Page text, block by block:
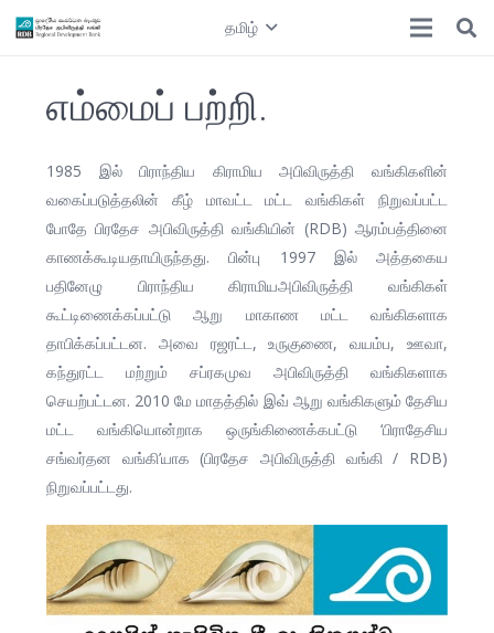
தமிழ்
எம்மைப் பற்றி.
1985 இல் பிராந்திய கிராமிய அபிவிருத்தி வங்கிகளின்
வகைப்படுத்தலின் கீழ் மாவட்ட மட்ட வங்கிகள் நிறுவப்பட்ட
போதே பிரதேச அபிவிருத்தி வங்கியின் (RDB) ஆரம்பத்தினை
காணக்கூடியதாயிருந்தது. பின்பு 1997 இல் அத்தகைய
பதினேழு பிராந்திய கிராமியஅபிவிருத்தி வங்கிகள்
கூட்டிணைக்கப்பட்டு ஆறு மாகாண மட்ட வங்கிகளாக
தாபிக்கப்பட்டன. அவை ரஜரட்ட, உருகுணை, வயம்ப, ஊவா,
கந்துரட்ட மற்றும் சப்ரகமுவ அபிவிருத்தி வங்கிகளாக
செயற்பட்டன. 2010 மே மாதத்தில் இவ் ஆறு வங்கிகளும் தேசிய
மட்ட வங்கியொன்றாக ஒருங்கிணைக்கபட்டு ‘பிராதேசிய
சங்வர்தன வங்கி’யாக (பிரதேச அபிவிருத்தி வங்கி / RDB)
நிறுவப்பட்டது.